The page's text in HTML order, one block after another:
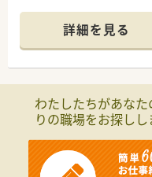
詳細を見る
わたしたちがあな
りの職場をお探しし